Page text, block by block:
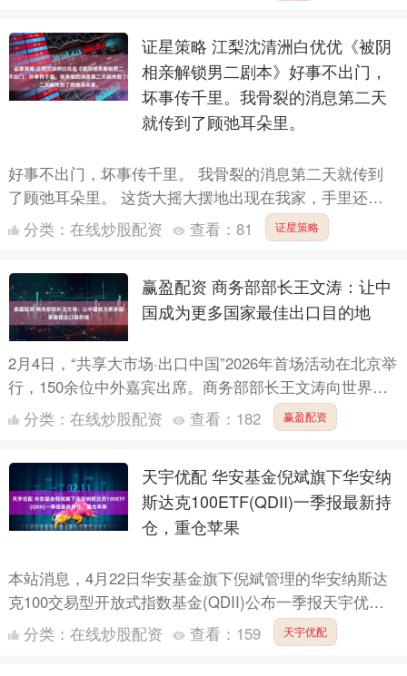
证星策略 江梨沈清洲白优优《被阴
相亲解锁男二剧本》好事不出门，
坏事传千里。我骨裂的消息第二天
就传到了顾弛耳朵里。
好事不出门，坏事传千里。 我骨裂的消息第二天就传到
了顾弛耳朵里。 这货大摇大摆地出现在我家，手里还拎
着一根镶钻的拐杖。 “江梨，你可以啊，大过年的把自己
搞成这副....
分类： 在线炒股配资 查看： 81 证星策略
赢盈配资 商务部部长王文涛：让中
国成为更多国家最佳出口目的地
2月4日，“共享大市场·出口中国”2026年首场活动在北京举
行，150余位中外嘉宾出席。商务部部长王文涛向世界发
出邀请：“诚挚欢迎各国主动把握‘出口中国’新机遇....
分类： 在线炒股配资 查看： 182 赢盈配资
天宇优配 华安基金倪斌旗下华安纳
斯达克100ETF(QDII)一季报最新持
仓，重仓苹果
本站消息，4月22日华安基金旗下倪斌管理的华安纳斯达
克100交易型开放式指数基金(QDII)公布一季报天宇优
配，近1年净值增长率5.17%。与上一季度相比，该基....
分类： 在线炒股配资 查看： 159 天宇优配